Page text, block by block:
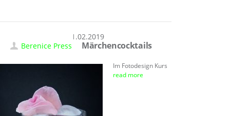
21.02.2019
Berenice Press
Märchencocktails
Im Fotodesign Kurs
read more